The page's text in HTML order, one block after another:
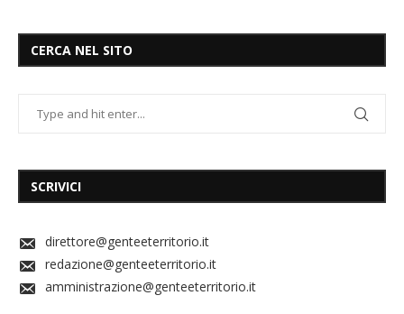
CERCA NEL SITO
SCRIVICI
direttore@genteeterritorio.it
redazione@genteeterritorio.it
amministrazione@genteeterritorio.it